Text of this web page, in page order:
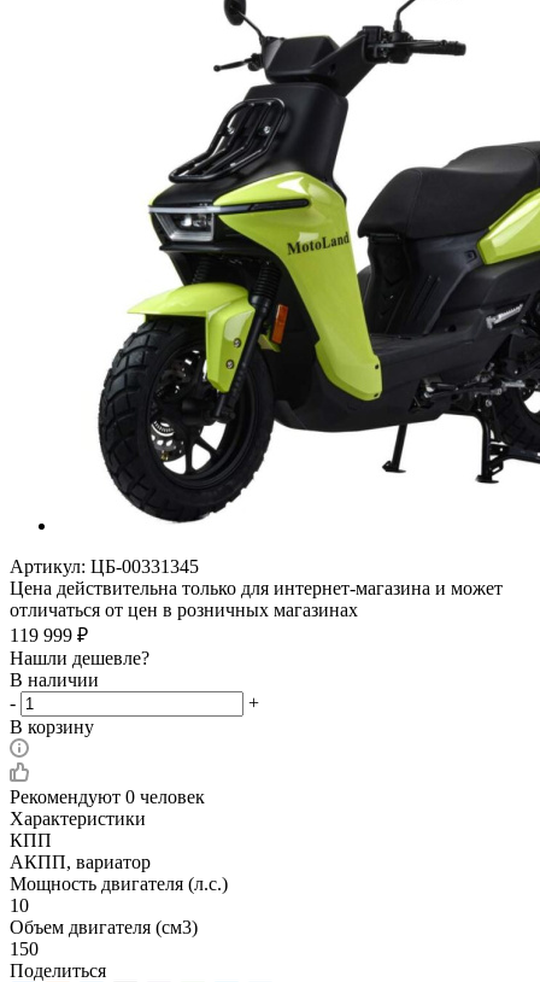
Артикул: ЦБ-00331345
Цена действительна только для интернет-магазина и может
отличаться от цен в розничных магазинах
119 999 ₽
Нашли дешевле?
В наличии
-
+
В корзину
Рекомендуют 0 человек
Характеристики
КПП
АКПП, вариатор
Мощность двигателя (л.с.)
10
Объем двигателя (см3)
150
Поделиться